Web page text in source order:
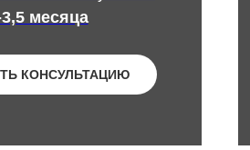
месяца
КОНСУЛЬТАЦИЮ